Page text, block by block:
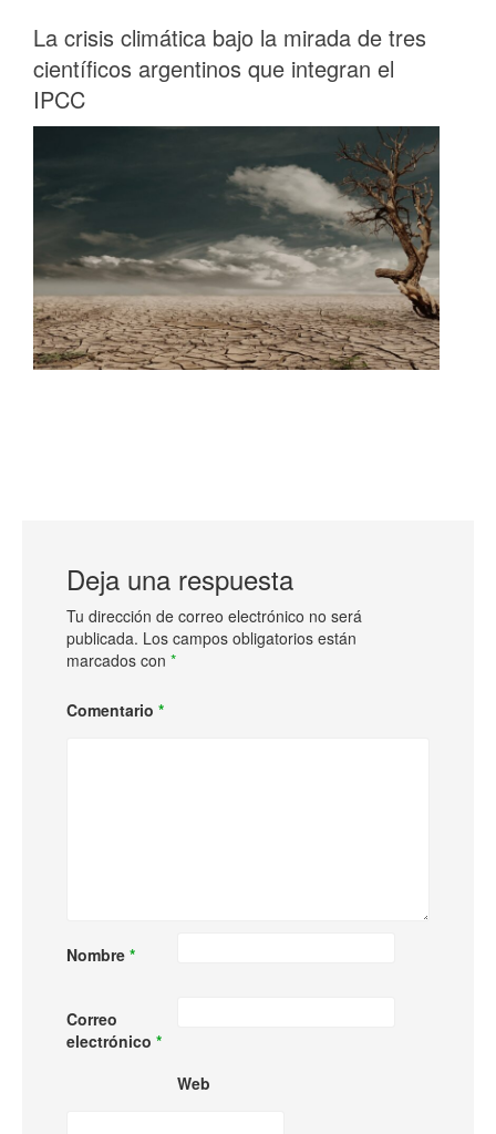
La crisis climática bajo la mirada de tres
científicos argentinos que integran el
IPCC
Deja una respuesta
Tu dirección de correo electrónico no será
publicada. Los campos obligatorios están
marcados con *
Comentario *
Nombre *
Correo
electrónico *
Web